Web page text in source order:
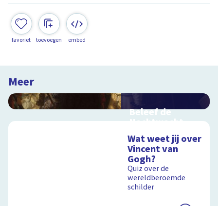
favoriet toevoegen embed
Meer
Beleef de
Nachtwacht
schoolplaat over
Rembrandts
meesterwerk
Wat weet jij over
Vincent van
Gogh?
Quiz over de
wereldberoemde
schilder